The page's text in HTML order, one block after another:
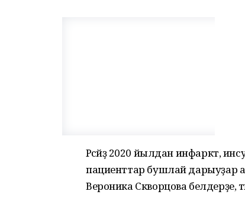
Рәсәйҙә 2020 йылдан инфаркт,
пациенттар бушлай
Вероника Скворцова белдерҙе,